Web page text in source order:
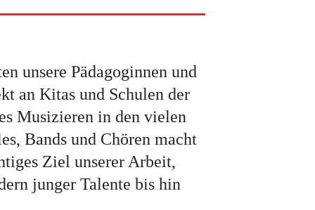
unsere Pädagoginnen und
an Kitas und Schulen der
Musizieren in den vielen
Bands und Chören macht
Ziel unserer Arbeit,
junger Talente bis hin